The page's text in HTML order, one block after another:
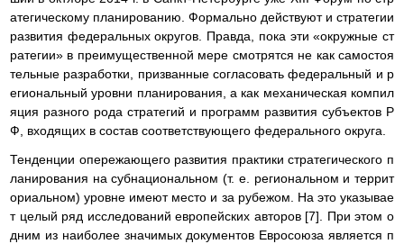
атегическому планированию. Формально действуют и стратегии
развития федеральных округов. Правда, пока эти «окружные ст
ратегии» в преимущественной мере смотрятся не как самостоя
тельные разработки, призванные согласовать федеральный и р
егиональный уровни планирования, а как механическая компил
яция разного рода стратегий и программ развития субъектов Р
Ф, входящих в состав соответствующего федерального округа.
Тенденции опережающего развития практики стратегического п
ланирования на субнациональном (т. е. региональном и террит
ориальном) уровне имеют место и за рубежом. На это указывае
т целый ряд исследований европейских авторов [7]. При этом о
дним из наиболее значимых документов Евросоюза является п